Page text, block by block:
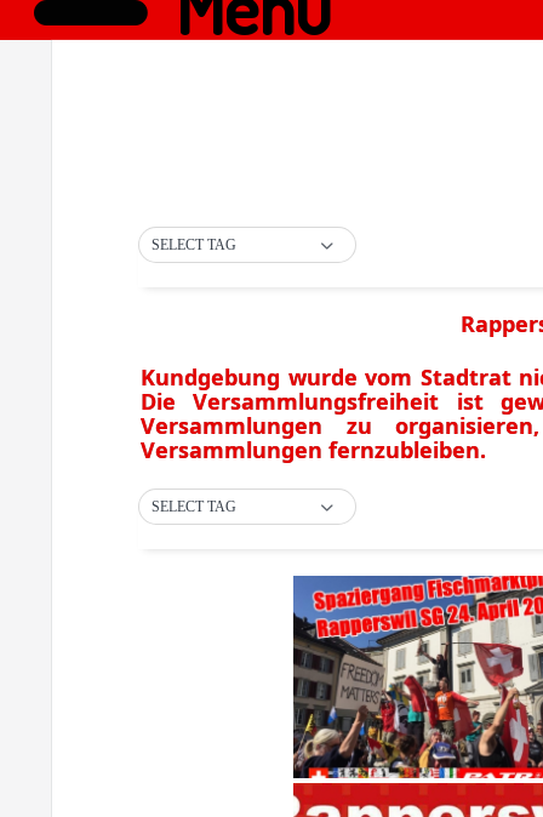
SELECT TAG
Kundgebung wurde vom Stadtrat
Die Versammlungsfreiheit ist
Versammlungen zu
Versammlungen fernzubleiben.
SELECT TAG